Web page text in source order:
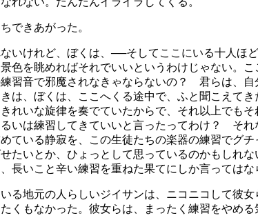
できあがった。
いけれど、ぼくは、──そしてここにいる十人ほ
色を眺めればそれでいいというわけじゃない。
習音で邪魔されなきゃならないの？ 君らは、
は、ぼくは、ここへくる途中で、ふと聞こえて
れいな旋律を奏でていたからで、それ以上でも
いは練習してきていいと言ったってわけ？ そ
ている静寂を、この生徒たちの楽器の練習でグ
たいとか、ひょっとして思っているのかもしれ
長いこと辛い練習を重ねた果てにしか言っては
地元の人らしいジイサンは、ニコニコして彼
くもなかった。彼女らは、まったく練習をやめ